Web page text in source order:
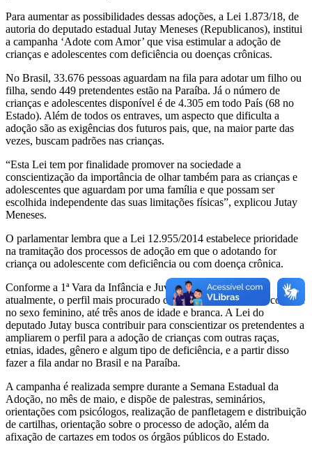
Para aumentar as possibilidades dessas adoções, a Lei 1.873/18, de
autoria do deputado estadual Jutay Meneses (Republicanos), institui
a campanha ‘Adote com Amor’ que visa estimular a adoção de
crianças e adolescentes com deficiência ou doenças crônicas.
No Brasil, 33.676 pessoas aguardam na fila para adotar um filho ou
filha, sendo 449 pretendentes estão na Paraíba. Já o número de
crianças e adolescentes disponível é de 4.305 em todo País (68 no
Estado). Além de todos os entraves, um aspecto que dificulta a
adoção são as exigências dos futuros pais, que, na maior parte das
vezes, buscam padrões nas crianças.
“Esta Lei tem por finalidade promover na sociedade a
conscientização da importância de olhar também para as crianças e
adolescentes que aguardam por uma família e que possam ser
escolhida independente das suas limitações físicas”, explicou Jutay
Meneses.
O parlamentar lembra que a Lei 12.955/2014 estabelece prioridade
na tramitação dos processos de adoção em que o adotando for
criança ou adolescente com deficiência ou com doença crônica.
Conforme a 1ª Vara da Infância e Juventude de João Pessoa,
atualmente, o perfil mais procurado de crianças para adoção consiste
no sexo feminino, até três anos de idade e branca. A Lei do
deputado Jutay busca contribuir para conscientizar os pretendentes a
ampliarem o perfil para a adoção de crianças com outras raças,
etnias, idades, gênero e algum tipo de deficiência, e a partir disso
fazer a fila andar no Brasil e na Paraíba.
A campanha é realizada sempre durante a Semana Estadual da
Adoção, no mês de maio, e dispõe de palestras, seminários,
orientações com psicólogos, realização de panfletagem e distribuição
de cartilhas, orientação sobre o processo de adoção, além da
afixação de cartazes em todos os órgãos públicos do Estado.